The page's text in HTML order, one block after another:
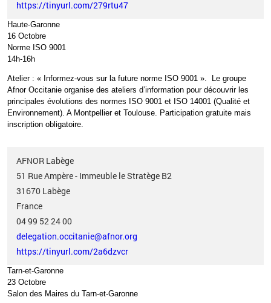
https://tinyurl.com/279rtu47
Haute-Garonne
16 Octobre
Norme ISO 9001
14h-16h
Atelier : « Informez-vous sur la future norme ISO 9001 ».
Le groupe
Afnor Occitanie organise des ateliers d’information pour découvrir les
principales évolutions des normes ISO 9001 et ISO 14001 (Qualité et
Environnement). A Montpellier et Toulouse. Participation gratuite mais
inscription obligatoire.
AFNOR Labège
51 Rue Ampère - Immeuble le Stratège B2
31670 Labège
France
04 99 52 24 00
delegation.occitanie@afnor.org
https://tinyurl.com/2a6dzvcr
Tarn-et-Garonne
23 Octobre
Salon des Maires du Tarn-et-Garonne